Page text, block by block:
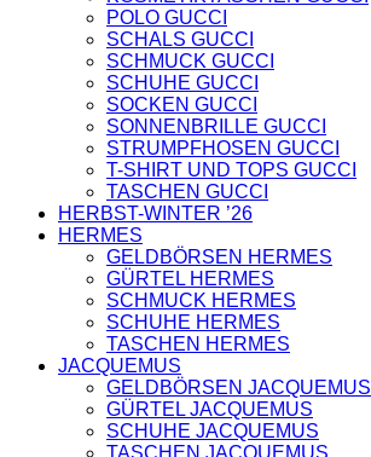
SCHUHE
AMI PARIS
HOODIES UND
SWEATSHIRTS
CHLOE
GELDBÖRSEN
GÜRTEL
HOODIES UND
SWEATSHIRTS
JACKEN
SCHALS
T-SHIRT UND
TOPS
TASCHEN
LOEWE
GELDBÖRSEN
GÜRTEL
KOPFBEDCKUNGEN
SCHAL
POLO GUCCI
SCHALS GUCCI
SCHMUCK GUCCI
SCHUHE GUCCI
SOCKEN GUCCI
SONNENBRILLE GUCCI
STRUMPFHOSEN GUCCI
T-SHIRT UND TOPS GUCCI
TASCHEN GUCCI
HERBST-WINTER ’26
HERMES
GELDBÖRSEN HERMES
GÜRTEL HERMES
SCHMUCK HERMES
SCHUHE HERMES
TASCHEN HERMES
JACQUEMUS
GELDBÖRSEN JACQUEMUS
GÜRTEL JACQUEMUS
SCHUHE JACQUEMUS
TASCHEN JACQUEMUS